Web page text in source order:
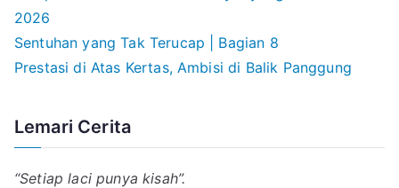
2026
Sentuhan yang Tak Terucap | Bagian 8
Prestasi di Atas Kertas, Ambisi di Balik Panggung
Lemari Cerita
“Setiap laci punya kisah”.